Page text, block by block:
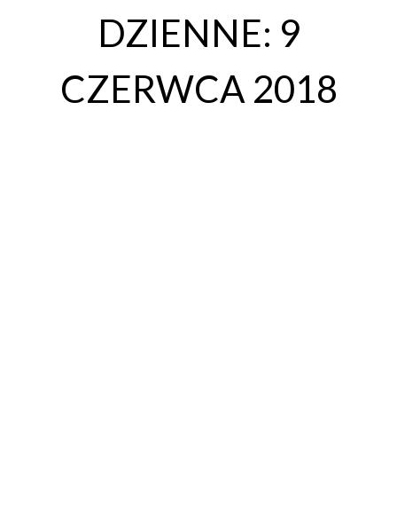
DZIENNE: 9
CZERWCA 2018